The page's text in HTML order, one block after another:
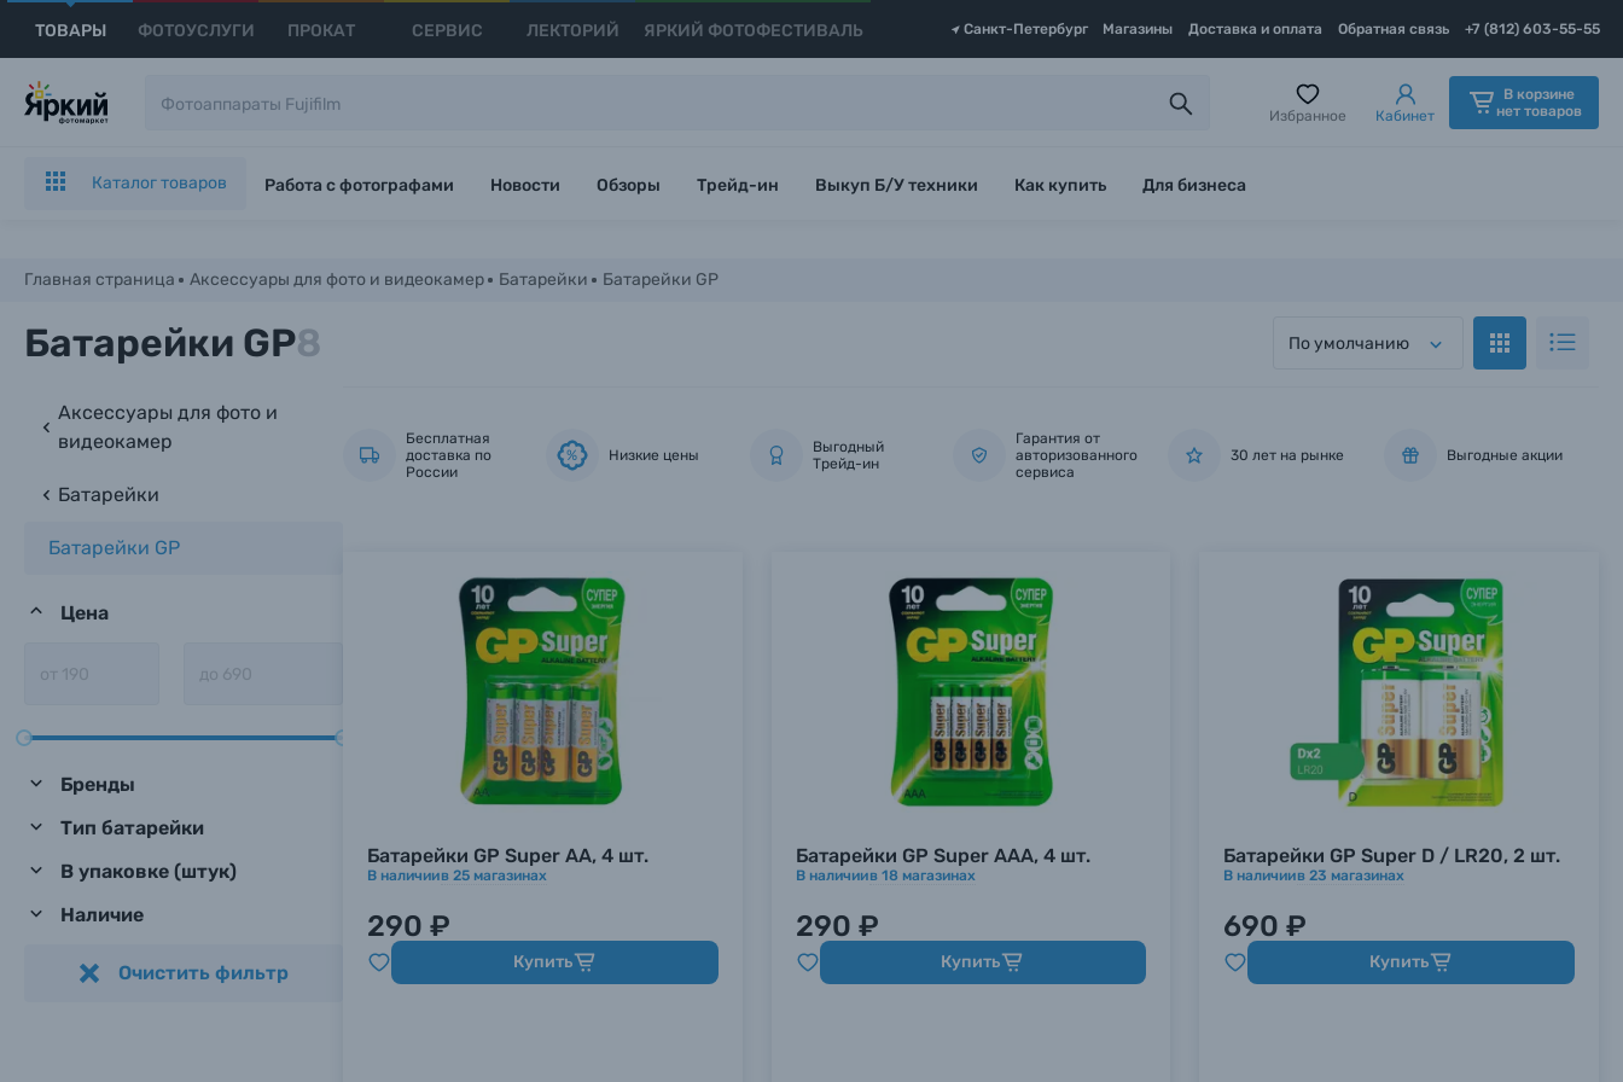
ТОВАРЫ ФОТОУСЛУГИ ПРОКАТ СЕРВИС ЛЕКТОРИЙ ЯРКИЙ ФОТОФЕСТИВАЛЬ Санкт-Петербург Магазины Доставка и оплата Обратная связь +7 (812) 603-55-55
Избранное Кабинет
В корзине
нет товаров
Каталог товаров Работа с фотографами Новости Обзоры Трейд-ин Выкуп Б/У техники Как купить Для бизнеса
Главная страница Аксессуары для фото и видеокамер Батарейки Батарейки GP
Батарейки GP8 По умолчанию
Аксессуары для фото и
видеокамер
Батарейки
Батарейки GP
Цена
Бренды
Тип батарейки
В упаковке (штук)
Наличие
Очистить фильтр
Бесплатная
доставка по
России
% Низкие цены
Выгодный
Трейд-ин
Гарантия от
авторизованного
сервиса
30 лет на рынке Выгодные акции
Батарейки GP Super AA, 4 шт.
В наличиив 25 магазинах
290 ₽
Купить
Батарейки GP Super AAA, 4 шт.
В наличиив 18магазинах
290 ₽
Купить
Батарейки GP Super D / LR20, 2 шт.
В наличиив23 магазинах
690 ₽
Купить